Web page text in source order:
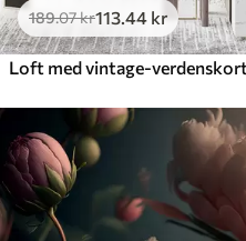
189.07kr113.44 kr
Loft med vintage-